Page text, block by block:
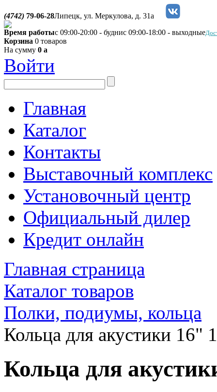
(4742) 79-06-28Липецк, ул. Меркулова, д. 31а
Время работыс 09:00-20:00 - буднис 09:00-18:00 - выходные
Корзина 0 товаров
На сумму 0 a
Войти
Главная
Каталог
Контакты
Выставочный комплекс
Установочный центр
Официальный дилер
Кредит онлайн
Главная страница
Каталог товаров
Полки, подиумы, кольца
Кольца для акустики 16"
Кольца для